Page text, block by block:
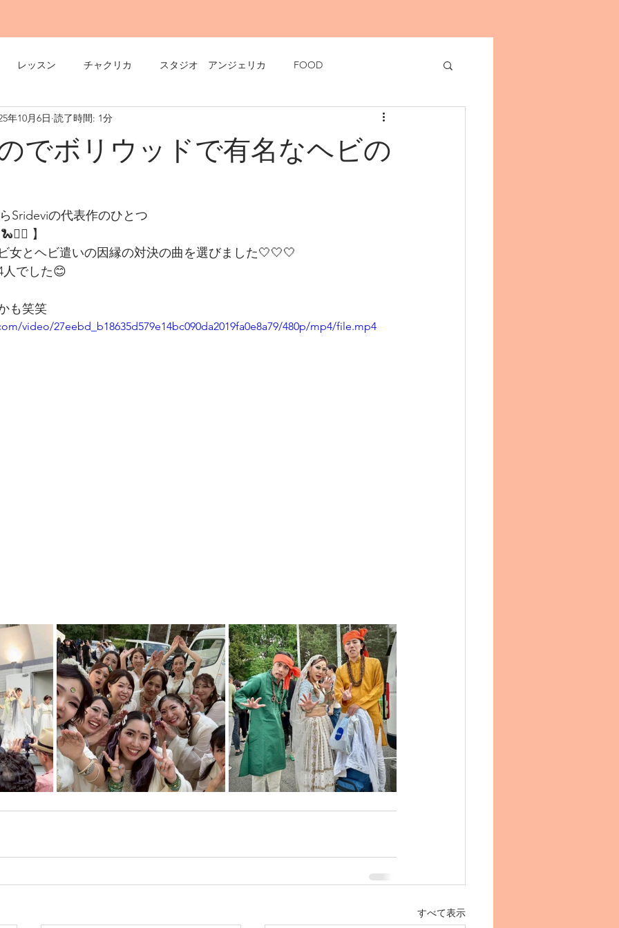
レッスン チャクリカ スタジオ アンジェリカ FOOD
でボリウッドで有名なヘビの
年10月6日 読了時間: 1分
Srideviの代表作のひとつ
】
女とヘビ遣いの因縁の対決の曲を選びました🤍🤍🤍
でした😊
も笑笑
video/27eebd_b18635d579e14bc090da2019fa0e8a79/480p/mp4/file.mp4
すべて表示